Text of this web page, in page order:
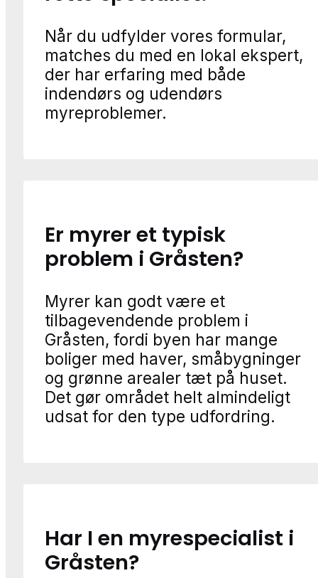
Når du udfylder vores formular,
matches du med en lokal ekspert,
der har erfaring med både
indendørs og udendørs
myreproblemer.
Er myrer et typisk
problem i Gråsten?
Myrer kan godt være et
tilbagevendende problem i
Gråsten, fordi byen har mange
boliger med haver, småbygninger
og grønne arealer tæt på huset.
Det gør området helt almindeligt
udsat for den type udfordring.
Har I en myrespecialist i
Gråsten?